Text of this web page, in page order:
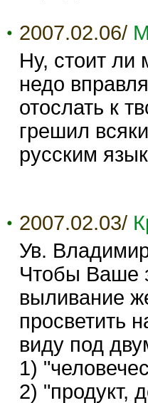
2007.02.06/
Ну, стоит
недо
отослать к
грешил
русским
2007.02.03/
Ув.
Чтобы Ваше
выливание
просветить
виду под
1)
2) "продукт,